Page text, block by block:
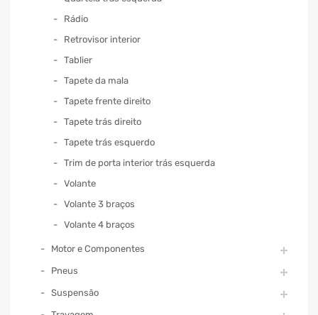
Rádio
Retrovisor interior
Tablier
Tapete da mala
Tapete frente direito
Tapete trás direito
Tapete trás esquerdo
Trim de porta interior trás esquerda
Volante
Volante 3 braços
Volante 4 braços
Motor e Componentes
Pneus
Suspensão